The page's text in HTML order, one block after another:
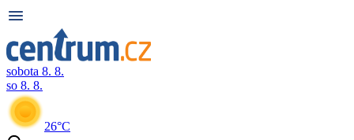
sobota 8. 8.
so 8. 8.
26°C